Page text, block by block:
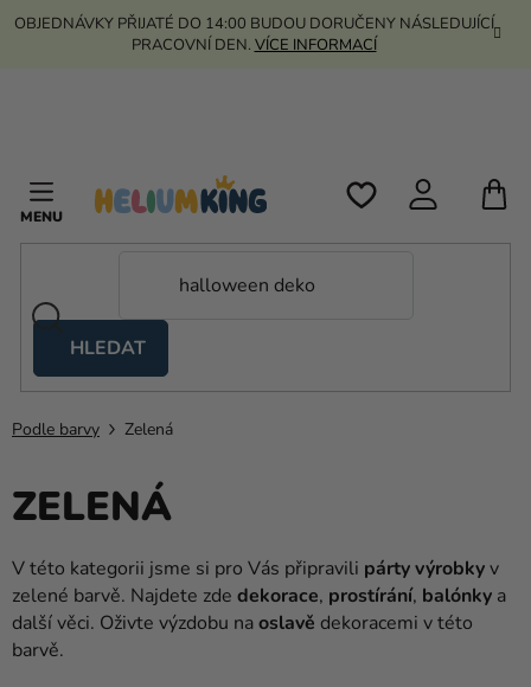
Přejít
OBJEDNÁVKY PŘIJATÉ DO 14:00 BUDOU DORUČENY NÁSLEDUJÍCÍ
PRACOVNÍ DEN. VÍCE INFORMACÍ
HLEDAT
stany
Kanekalon
Helium
a
Svatba
Párty
Podle barvy Zelená
ZELENÁ
V této kategorii jsme si pro Vás připravili párty výrobkyv
zelené barvě. Najdete zde dekorace, prostírání, balónky a
další věci. Oživte výzdobu naoslavě dekoracemi v této
barvě.